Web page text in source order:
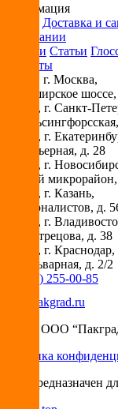
Информация
Доставка и
О компании
Новости Статьи
Контакты
, г. Москва,
ул. Каширское
, г. Санкт-
ул.
, г.
ул. Карьерная, д. 28
, г.
Горский
, г. Казань,
ул. Журналистов, д.
, г.
ул. Вострецова, д. 38
, г. Краснодар,
ул. Бульварная, д. 2/2
+7 (495) 255-00-85
info@pakgrad.ru
© 2026 ООО
Политика
Сайт предназначен